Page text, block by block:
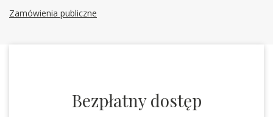
Zamówienia publiczne
Bezpłatny dostęp